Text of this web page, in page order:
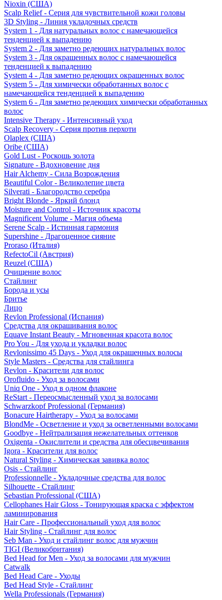
Nioxin (США)
Scalp Relief - Серия для чувствительной кожи головы
3D Styling - Линия укладочных средств
System 1 - Для натуральных волос с намечающейся
тенденцией к выпадению
System 2 - Для заметно редеющих натуральных волос
System 3 - Для окрашенных волос с намечающейся
тенденцией к выпадению
System 4 - Для заметно редеющих окрашенных волос
System 5 - Для химически обработанных волос с
намечающейся тенденцией к выпадению
System 6 - Для заметно редеющих химически обработанных
волос
Intensive Therapy - Интенсивный уход
Scalp Recovery - Серия против перхоти
Olaplex (США)
Oribe (США)
Gold Lust - Роскошь золота
Signature - Вдохновение дня
Hair Alchemy - Сила Возрождения
Beautiful Color - Великолепие цвета
Silverati - Благородство серебра
Bright Blonde - Яркий блонд
Moisture and Control - Источник красоты
Magnificent Volume - Магия объема
Serene Scalp - Истинная гармония
Supershine - Драгоценное сияние
Proraso (Италия)
RefectoCil (Австрия)
Reuzel (США)
Очищение волос
Стайлинг
Борода и усы
Бритье
Лицо
Revlon Professional (Испания)
Средства для окрашивания волос
Equave Instant Beauty - Мгновенная красота волос
Pro You - Для ухода и укладки волос
Revlonissimo 45 Days - Уход для окрашенных волосы
Style Masters - Средства для стайлинга
Revlon - Красители для волос
Orofluido - Уход за волосами
Uniq One - Уход в одном флаконе
ReStart - Переосмысленный уход за волосами
Schwarzkopf Professional (Германия)
Bonacure Hairtherapy - Уход за волосами
BlondMe - Осветление и уход за осветленными волосами
Goodbye - Нейтрализация нежелательных оттенков
Oxigenta - Окислители и средства для обесцвечивания
Igora - Красители для волос
Natural Styling - Химическая завивка волос
Osis - Стайлинг
Professionnelle - Укладочные средства для волос
Silhouette - Стайлинг
Sebastian Professional (США)
Cellophanes Hair Gloss - Тонирующая краска с эффектом
ламинирования
Hair Care - Профессиональный уход для волос
Hair Styling - Стайлинг для волос
Seb Man - Уход и стайлинг волос для мужчин
TIGI (Великобритания)
Bed Head for Men - Уход за волосами для мужчин
Catwalk
Bed Head Care - Уходы
Bed Head Style - Стайлинг
Wella Professionals (Германия)